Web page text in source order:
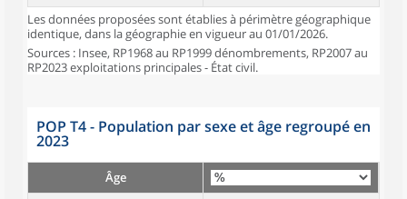
Les données proposées sont établies à périmètre géographique
identique, dans la géographie en vigueur au 01/01/2026.
Sources : Insee, RP1968 au RP1999 dénombrements, RP2007 au
RP2023 exploitations principales - État civil.
POP T4 - Population par sexe et âge regroupé en
2023
Âge